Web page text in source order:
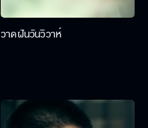
วาดฝันวันวิวาห์